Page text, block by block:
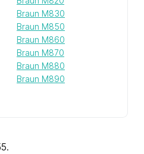
Braun M830
Braun M850
Braun M860
Braun M870
Braun M880
Braun M890